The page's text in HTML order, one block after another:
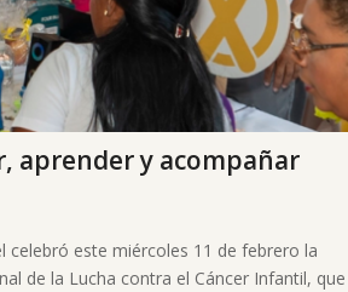
aprender y acompañar
celebró este miércoles 11 de febrero la
de la Lucha contra el Cáncer Infantil, que